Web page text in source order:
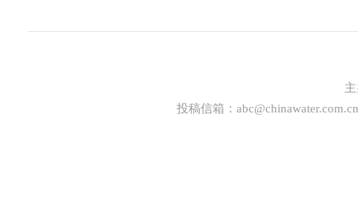
投稿信箱： abc@chinawater.com.cn